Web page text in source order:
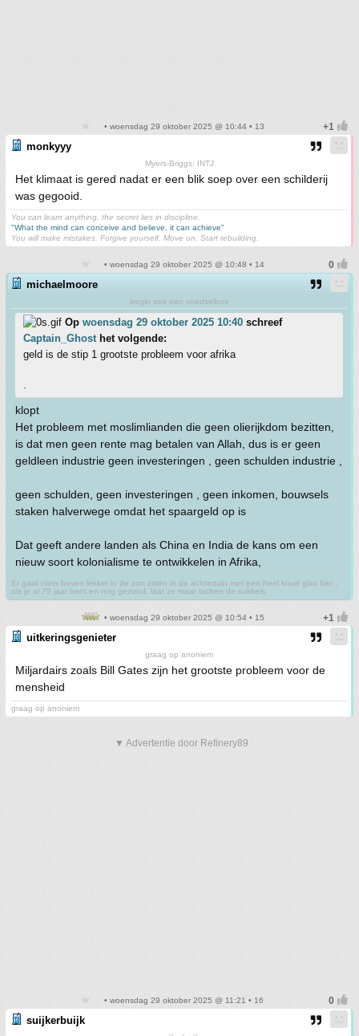
• woensdag 29 oktober 2025 @ 10:44 • 13
monkyyy
Myers-Briggs: INTJ
Het klimaat is gered nadat er een blik soep over een schilderij
was gegooid.
You can learn anything, the secret lies in discipline.
"What the mind can conceive and believe, it can achieve"
You will make mistakes. Forgive yourself. Move on. Start rebuilding.
• woensdag 29 oktober 2025 @ 10:48 • 14
michaelmoore
begin ook een voedselbos
Op woensdag 29 oktober 2025 10:40 schreef
Captain_Ghosthet volgende:
geld is de stip 1 grootste probleem voor afrika
.
klopt
Het probleem met moslimlianden die geen olierijkdom bezitten,
is dat men geen rente mag betalen van Allah, dus is er geen
geldleen industrie geen investeringen , geen schulden industrie ,
geen schulden, geen investeringen , geen inkomen, bouwsels
staken halverwege omdat het spaargeld op is
Dat geeft andere landen als China en India de kans om een
nieuw soort kolonialisme te ontwikkelen in Afrika,
Er gaat niets boven lekker in de zon zitten in de achtertuin met een heel koud glas bier ,
als je al 75 jaar bent en nog gezond, laat ze maar lachen de sukkels
• woensdag 29 oktober 2025 @ 10:54 • 15
uitkeringsgenieter
graag op anoniem
Miljardairs zoals Bill Gates zijn het grootste probleem voor de
mensheid
graag op anoniem
▼ Advertentie door Refinery89
• woensdag 29 oktober 2025 @ 11:21 • 16
suijkerbuijk